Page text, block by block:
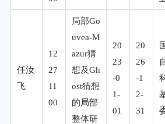
任汝
飞
12
27
11
00
局部Go
uvea-M
azur猜
想及Gh
ost猜想
的局部
整体研
20
23
-0
1-
01
20
26
-1
2-
31